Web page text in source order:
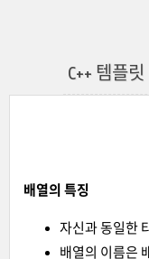
C++ 템플
배열의 특징
자신과 동일한
배열의 이름은